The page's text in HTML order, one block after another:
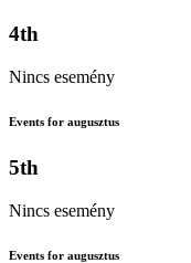
4th
Nincs esemény
Events for augusztus
5th
Nincs esemény
Events for augusztus